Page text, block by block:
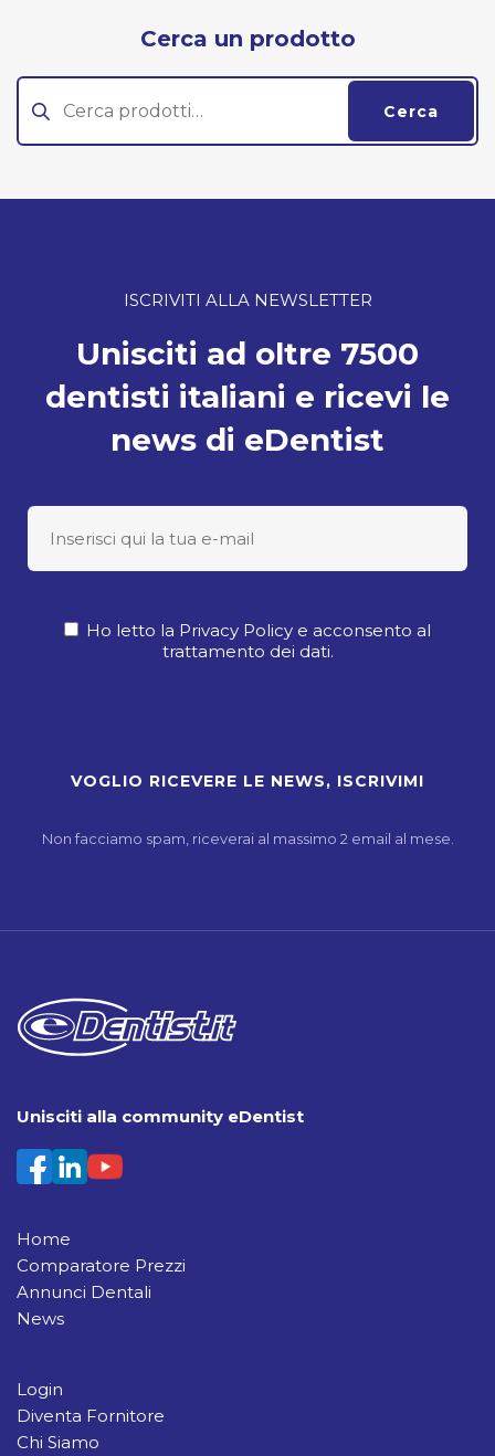
Cerca un prodotto
Cerca:
Cerca
ISCRIVITI ALLA NEWSLETTER
Unisciti ad oltre 7500
dentisti italiani e ricevi le
news di eDentist
Ho letto la Privacy Policy e acconsento al
trattamento dei dati.
Non facciamo spam, riceverai al massimo 2 email al mese.
Unisciti alla community eDentist
Home
Comparatore Prezzi
Annunci Dentali
News
Login
Diventa Fornitore
Chi Siamo